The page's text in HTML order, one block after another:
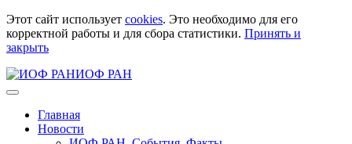
Этот сайт использует cookies. Это необходимо для его
корректной работы и для сбора статистики. Принять и
закрыть
ИОФ РАН
Главная
Новости